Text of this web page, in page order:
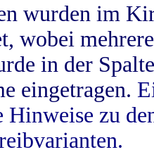
wurden im
wobei
in der
eingetragen.
zu